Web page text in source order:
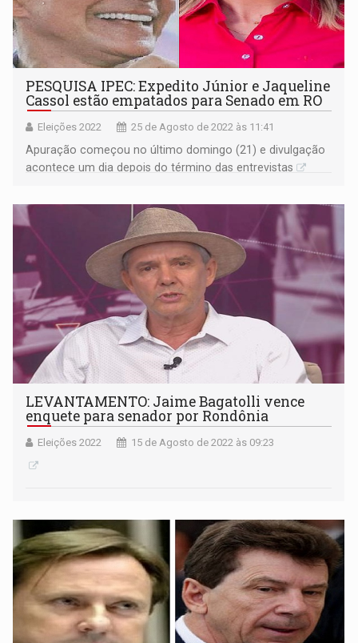
PESQUISA IPEC: Expedito Júnior e Jaqueline
Cassol estão empatados para Senado em RO
Eleições 2022 25 de Agosto de 2022 às 11:41
Apuração começou no último domingo (21) e divulgação
acontece um dia depois do término das entrevistas
LEVANTAMENTO: Jaime Bagatolli vence
enquete para senador por Rondônia
Eleições 2022 15 de Agosto de 2022 às 09:23